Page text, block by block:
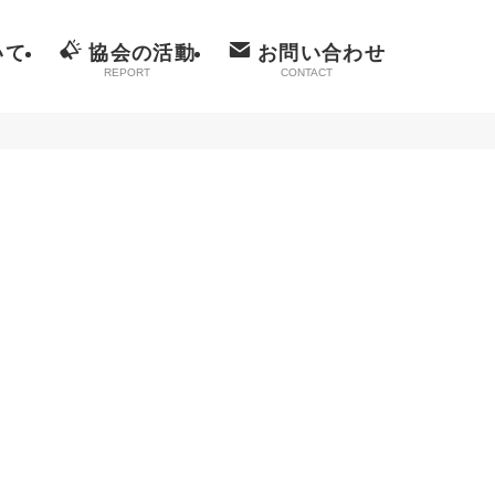
て 協会の活動
REPORT
お問い合わせ
CONTACT